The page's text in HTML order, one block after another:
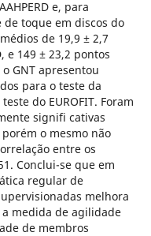
e, para
de toque em discos do
de 19,9 ± 2,7
e 149 ± 23,2 pontos
GNT apresentou
para o teste da
do EUROFIT. Foram
signifi cativas
o mesmo não
entre os
Conclui-se que em
regular de
melhora
a medida de agilidade
de membros